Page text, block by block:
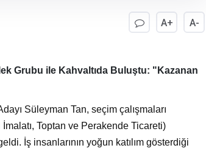
A+ A-
Grubu ile Kahvaltıda Buluştu: "Kazanan
Süleyman Tan, seçim çalışmaları
Toptan ve Perakende Ticareti)
İş insanlarının yoğun katılım gösterdiği